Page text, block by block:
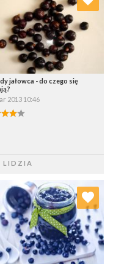
jałowca - do czego się
2013 10:46
LIDZIA
Wybierz listę:
Dodaj do ulubionych
Wybierz listę: